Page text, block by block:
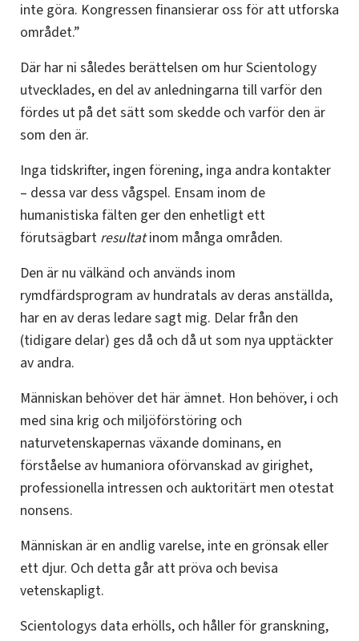
inte göra. Kongressen finansierar oss för att utforska
området.”
Där har ni således berättelsen om hur Scientology
utvecklades, en del av anledningarna till varför den
fördes ut på det sätt som skedde och varför den är
som den är.
Inga tidskrifter, ingen förening, inga andra kontakter
– dessa var dess vågspel. Ensam inom de
humanistiska fälten ger den enhetligt ett
förutsägbart resultatinom många områden.
Den är nu välkänd och används inom
rymdfärdsprogram av hundratals av deras anställda,
har en av deras ledare sagt mig. Delar från den
(tidigare delar) ges då och då ut som nya upptäckter
av andra.
Människan behöver det här ämnet. Hon behöver, i och
med sina krig och miljöförstöring och
naturvetenskapernas växande dominans, en
förståelse av humaniora oförvanskad av girighet,
professionella intressen och auktoritärt men otestat
nonsens.
Människan är en andlig varelse, inte en grönsak eller
ett djur. Och detta går att pröva och bevisa
vetenskapligt.
Scientologys data erhölls, och håller för granskning,